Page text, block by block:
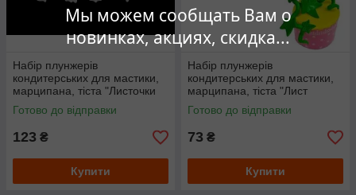
Мы можем сообщать Вам о
новинках, акциях, скидка...
Набір плунжерів
кондитерських для мастики,
марципана, тіста "Листочки
асорті"
Готово до відправки
123 ₴
Купити
Набір плунжерів
кондитерських для мастики,
марципана, тіста "Лист
винограду, плюща" великий
Готово до відправки
73 ₴
Купити